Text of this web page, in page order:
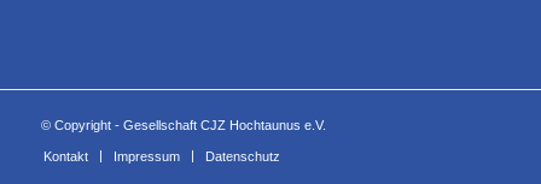
© Copyright - Gesellschaft CJZ Hochtaunus e.V.
Kontakt Impressum Datenschutz